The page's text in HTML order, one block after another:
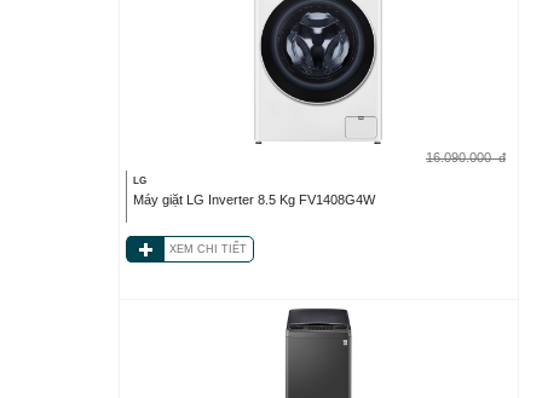
16.090.000 đ
LG
Máy giặt LG Inverter 8.5 Kg FV1408G4W
XEM CHI TIẾT